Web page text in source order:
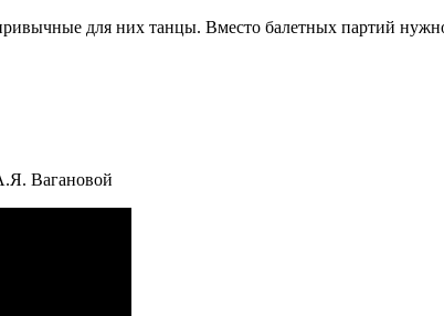
для них танцы. Вместо балетных партий
Вагановой